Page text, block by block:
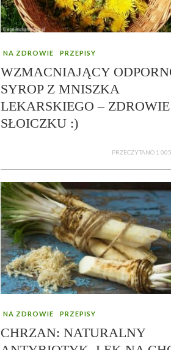
NA ZDROWIE PRZEPISY
WZMACNIAJĄCY
SYROP Z MNISZKA
LEKARSKIEGO –
SŁOICZKU :)
PRZECZYTANO 1
NA ZDROWIE PRZEPISY
CHRZAN: NATURALNY